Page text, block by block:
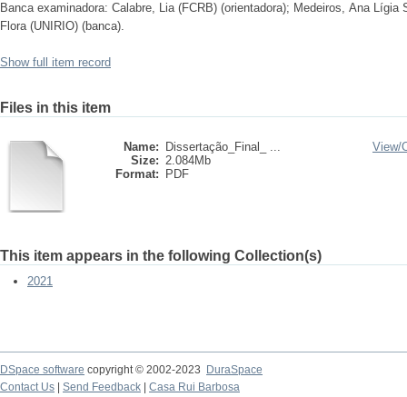
Banca examinadora: Calabre, Lia (FCRB) (orientadora); Medeiros, Ana
Flora (UNIRIO) (banca).
Show full item record
Files in this item
Name:
Dissertação_Final_ ...
Size: 2.084Mb
Format:
PDF
View/
This item appears in the following Collection(s)
2021
DSpace software copyright © 2002-2023
DuraSpace
Contact Us
Send Feedback Casa Rui Barbosa